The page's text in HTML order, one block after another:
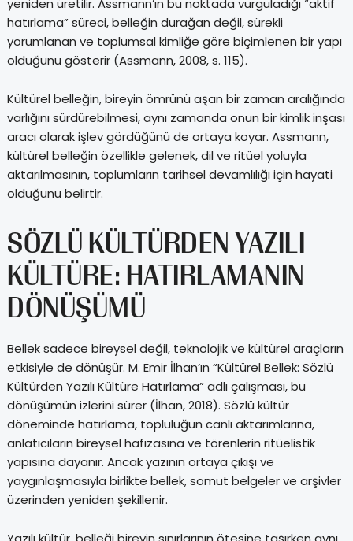
yeniden üretilir. Assmann’ın bu noktada vurguladığı “aktif
hatırlama” süreci, belleğin durağan değil, sürekli
yorumlanan ve toplumsal kimliğe göre biçimlenen bir yapı
olduğunu gösterir (Assmann, 2008, s. 115).
Kültürel belleğin, bireyin ömrünü aşan bir zaman aralığında
varlığını sürdürebilmesi, aynı zamanda onun bir kimlik inşası
aracı olarak işlev gördüğünü de ortaya koyar. Assmann,
kültürel belleğin özellikle gelenek, dil ve ritüel yoluyla
aktarılmasının, toplumların tarihsel devamlılığı için hayati
olduğunu belirtir.
SÖZLÜ KÜLTÜRDEN YAZILI
KÜLTÜRE: HATIRLAMANIN
DÖNÜŞÜMÜ
Bellek sadece bireysel değil, teknolojik ve kültürel araçların
etkisiyle de dönüşür. M. Emir İlhan’ın “Kültürel Bellek: Sözlü
Kültürden Yazılı Kültüre Hatırlama” adlı çalışması, bu
dönüşümün izlerini sürer (İlhan, 2018). Sözlü kültür
döneminde hatırlama, topluluğun canlı aktarımlarına,
anlatıcıların bireysel hafızasına ve törenlerin ritüelistik
yapısına dayanır. Ancak yazının ortaya çıkışı ve
yaygınlaşmasıyla birlikte bellek, somut belgeler ve arşivler
üzerinden yeniden şekillenir.